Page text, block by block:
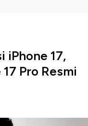
iPhone 17,
Pro Resmi